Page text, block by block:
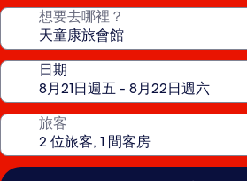
想要去哪裡？
日期
旅客